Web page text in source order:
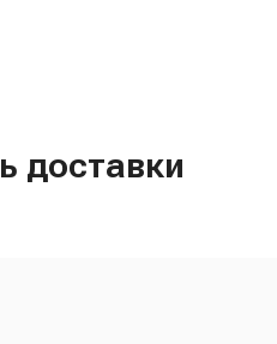
доставки